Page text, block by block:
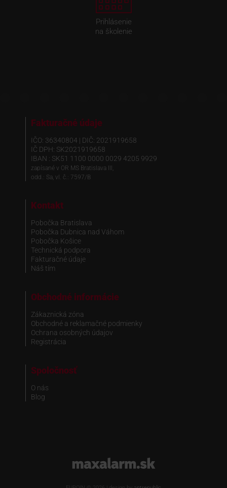
Prihlásenie
na školenie
Fakturačné údaje
IČO: 36340804 | DIČ: 2021919658
IČ DPH: SK2021919658
IBAN : SK51 1100 0000 0029 4205 9929
zapísané v OR MS Bratislava III,
odd.: Sa, vl. č.: 7597/B
Kontakt
Pobočka Bratislava
Pobočka Dubnica nad Váhom
Pobočka Košice
Technická podpora
Fakturačné údaje
Náš tím
Obchodné informácie
Zákaznická zóna
Obchodné a reklamačné podmienky
Ochrana osobných údajov
Registrácia
Spoločnosť
O nás
Blog
www.maxalarm.sk